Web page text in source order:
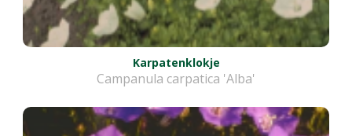
Karpatenklokje
Campanula carpatica 'Alba'